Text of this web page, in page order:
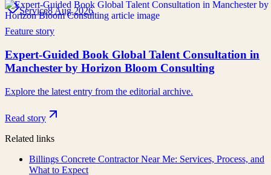
Service8 Aug 2026
Feature story
Expert-Guided Book Global Talent Consultation in
Manchester by Horizon Bloom Consulting
Explore the latest entry from the editorial archive.
Read story
Related links
Billings Concrete Contractor Near Me: Services, Process, and
What to Expect